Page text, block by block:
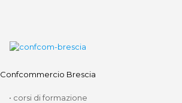
Confcommercio Brescia
• corsi di formazione